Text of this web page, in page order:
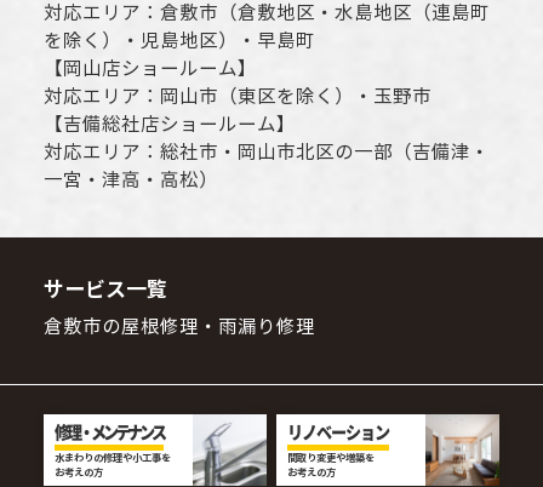
対応エリア： 倉敷市 （倉敷地区・水島地区（連島町
を除く）・児島地区）・早島町
【岡山店ショールーム】
対応エリア： 岡山市 （東区を除く）・玉野市
【吉備総社店ショールーム】
対応エリア： 総社市 ・ 岡山市北区の一部（吉備津・
一宮・津高・高松）
サービス一覧
倉敷市の屋根修理・雨漏り修理
修理・メンテナンス
水まわりの修理や小工事を
お考えの方
リノベーション
間取り変更や増築を
お考えの方